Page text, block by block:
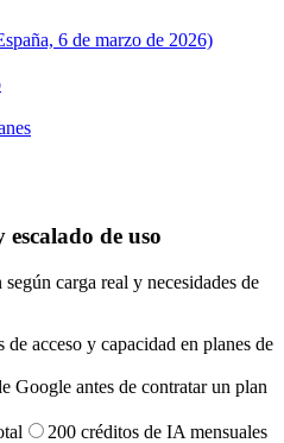
6 de marzo de 2026)
de uso
carga real y necesidades de
Google antes de contratar un plan
200 créditos de IA mensuales